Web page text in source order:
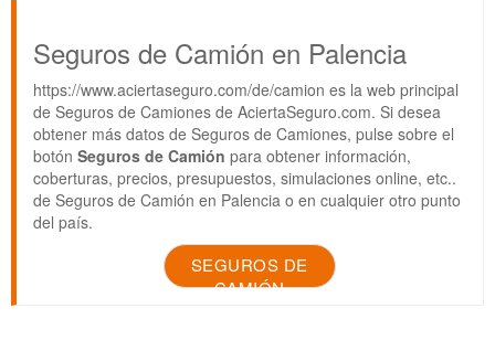
Seguros de Camión en Palencia
https://www.aciertaseguro.com/de/camion es la web principal
de Seguros de Camiones de AciertaSeguro.com. Si desea
obtener más datos de Seguros de Camiones, pulse sobre el
botón Seguros de Camión para obtener información,
coberturas, precios, presupuestos, simulaciones online, etc..
de Seguros de Camión en Palencia o en cualquier otro punto
del país.
SEGUROS DE
CAMIÓN